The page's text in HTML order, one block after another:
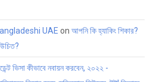
Bangladeshi UAE on আপনি কি হ্যাকিং শিকার?
ভিসা কীভাবে নবায়ন করবেন, ২০২২ -